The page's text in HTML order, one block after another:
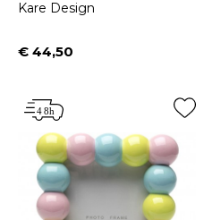
Kare Design
Prijs
€ 44,50